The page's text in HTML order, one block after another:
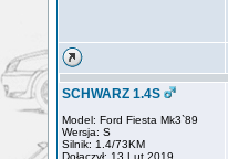
SCHWARZ 1.4S
Model: Ford Fiesta Mk3`89
Wersja: S
Silnik: 1.4/73KM
Dołączył: 13 Lut 2019